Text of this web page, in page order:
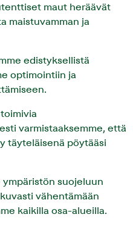
maut heräävät
maistuvamman ja
edistyksellistä
optimointiin ja
varmistaaksemme, että
täyteläisenä pöytääsi
ympäristön suojeluun
vähentämään
kaikilla osa-alueilla.